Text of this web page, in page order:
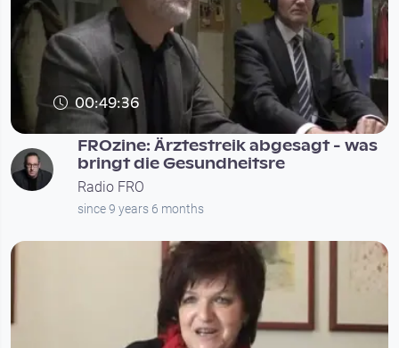
00:49:36
FROzine: Ärztestreik abgesagt - was
bringt die Gesundheitsre
Radio FRO
since 9 years 6 months